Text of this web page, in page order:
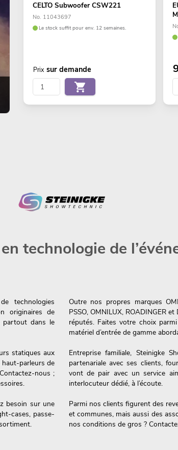
CELTO Subwoofer CSW221
No. 11043697
Le stock suffit pour env. 12 semaines.
Prix sur demande
technologie de
technologies
originaires de
partout dans le
statiques aux
parleurs de
nous ;
besoin sur une
cases, passe-
Outre nos propres marques
PSSO, OMNILUX, ROADINGER
réputés. Faites votre choix
matériel d’entrée de gamme
Entreprise familiale, Steinigke
partenariale avec ses clients,
vont de pair avec un service
interlocuteur dédié, à l’écoute.
Parmi nos clients figurent des
et communes, mais aussi des
nos conditions de gros ?